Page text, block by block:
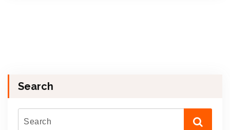
Search